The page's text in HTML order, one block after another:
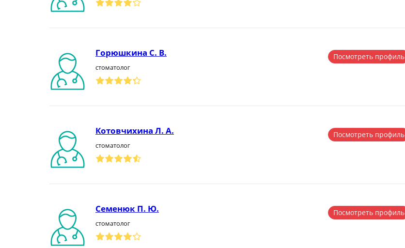
Горюшкина С. В.
стоматолог
Посмотреть профиль
Котовчихина Л. А.
стоматолог
Посмотреть профиль
Семенюк П. Ю.
стоматолог
Посмотреть профиль